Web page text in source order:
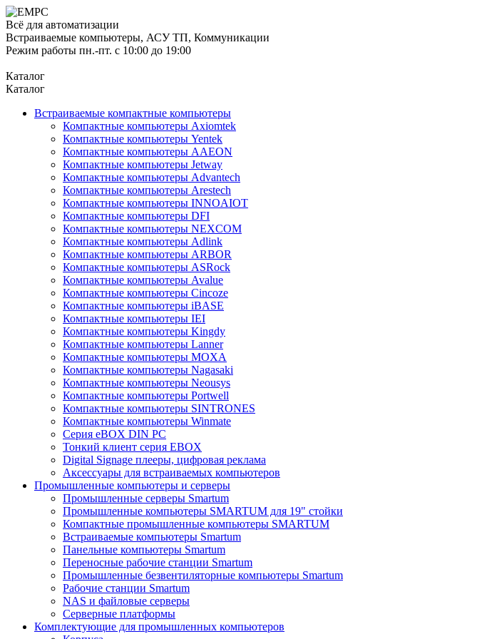
Всё для автоматизации
Встраиваемые компьютеры, АСУ ТП, Коммуникации
Режим работы пн.-пт. с 10:00 до 19:00
Каталог
Каталог
Встраиваемые компактные компьютеры
Компактные компьютеры Axiomtek
Компактные компьютеры Yentek
Компактные компьютеры AAEON
Компактные компьютеры Jetway
Компактные компьютеры Advantech
Компактные компьютеры Arestech
Компактные компьютеры INNOAIOT
Компактные компьютеры DFI
Компактные компьютеры NEXCOM
Компактные компьютеры Adlink
Компактные компьютеры ARBOR
Компактные компьютеры ASRock
Компактные компьютеры Avalue
Компактные компьютеры Cincoze
Компактные компьютеры iBASE
Компактные компьютеры IEI
Компактные компьютеры Kingdy
Компактные компьютеры Lanner
Компактные компьютеры MOXA
Компактные компьютеры Nagasaki
Компактные компьютеры Neousys
Компактные компьютеры Portwell
Компактные компьютеры SINTRONES
Компактные компьютеры Winmate
Серия eBOX DIN PC
Тонкий клиент серия EBOX
Digital Signage плееры, цифровая реклама
Аксессуары для встраиваемых компьютеров
Промышленные компьютеры и серверы
Промышленные серверы Smartum
Промышленные компьютеры SMARTUM для 19" стойки
Компактные промышленные компьютеры SMARTUM
Встраиваемые компьютеры Smartum
Панельные компьютеры Smartum
Переносные рабочие станции Smartum
Промышленные безвентиляторные компьютеры Smartum
Рабочие станции Smartum
NAS и файловые серверы
Серверные платформы
Комплектующие для промышленных компьютеров